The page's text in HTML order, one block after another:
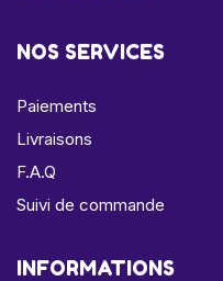
NOS SERVICES
Paiements
Livraisons
F.A.Q
Suivi de commande
INFORMATIONS